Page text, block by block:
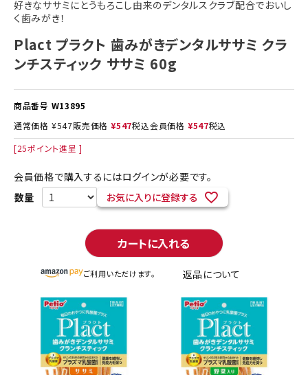
好きなササミにとうもろこし由来のデンタルスクラブ配合でおいし
く歯みがき！
Plact プラクト 歯みがきデンタルササミ クラ
ンチスティック ササミ 60g
商品番号 W13895
通常価格 ¥547販売価格 ¥547税込会員価格 ¥547税込
[25ポイント進呈 ]
会員価格で購入するにはログインが必要です。
お気に入りに登録する
カートに入れる
ご利用いただけます。 返品について